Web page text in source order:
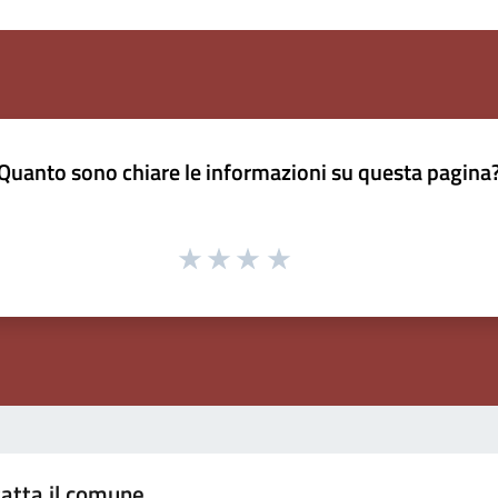
sono chiare le informazioni su questa